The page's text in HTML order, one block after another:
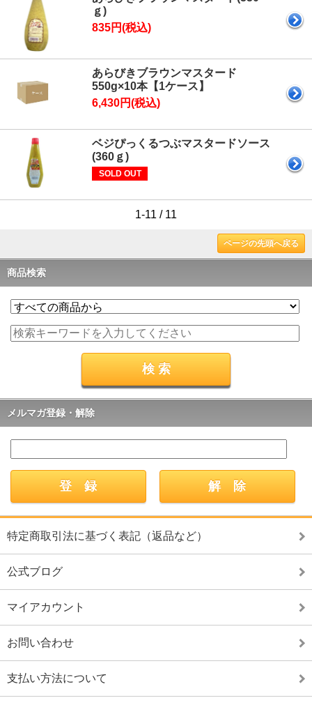
ｇ)
835円(税込)
あらびきブラウンマスタード
550g×10本【1ケース】
6,430円(税込)
ベジぴっくるつぶマスタードソース
(360ｇ)
SOLD OUT
1-11 / 11
ページの先頭へ戻る
商品検索
メルマガ登録・解除
特定商取引法に基づく表記（返品など）
公式ブログ
マイアカウント
お問い合わせ
支払い方法について